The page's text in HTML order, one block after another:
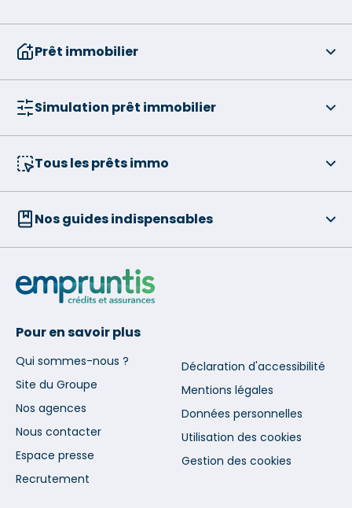
Prêt immobilier
Simulation prêt immobilier
Tous les prêts immo
Nos guides indispensables
Pour en savoir plus
Qui sommes-nous ?
Site du Groupe
Nos agences
Nous contacter
Espace presse
Recrutement
Déclaration d'accessibilité
Mentions légales
Données personnelles
Utilisation des cookies
Gestion des cookies